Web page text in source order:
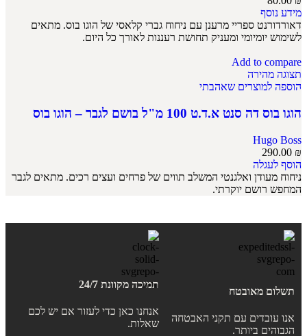
מידע נוסף
דאורדורנט ספריי מרענן עם ניחוח גברי קלאסי של הוגו בוס. מתאים
לשימוש יומיומי ומעניק תחושת רעננות לאורך כל היום.
Add to compare
תצוגה מהירה
הוספה למוצרים שאהבתי
הוגו בוס דה סנט א.ד.ט 100 מ"ל בושם לגבר – הוגו בוס
Hugo Boss
290.00 ₪
הוסף לעגלה
ניחוח מעודן ואלגנטי המשלב תווים של פרחים ועצים רכים. מתאים לגבר
המחפש רושם יוקרתי.
תשלום מאובטח
אנו עובדים עם תקני האבטחה
הגבוהים ביותר.
תמיכה מקוונת 24/7
אנחנו כאן כדי לעזור אם יש לכם
שאלות.